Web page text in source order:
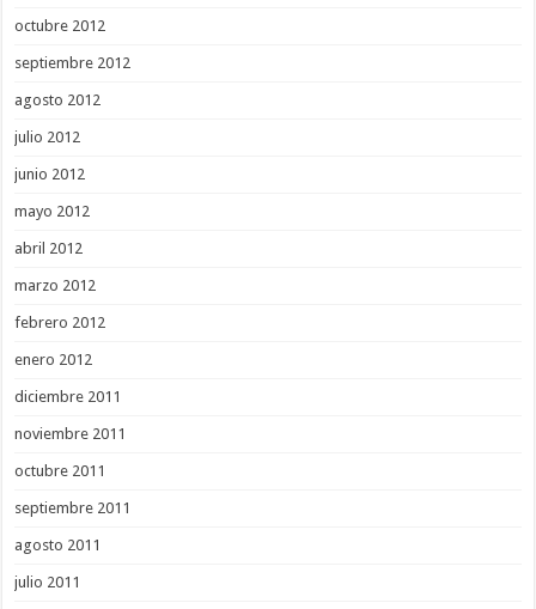
octubre 2012
septiembre 2012
agosto 2012
julio 2012
junio 2012
mayo 2012
abril 2012
marzo 2012
febrero 2012
enero 2012
diciembre 2011
noviembre 2011
octubre 2011
septiembre 2011
agosto 2011
julio 2011